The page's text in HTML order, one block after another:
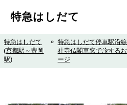
特急はしだて
特急はしだて
(京都駅～豊岡
駅)
» 特急はしだて停車駅沿
社寺仏閣車窓で旅する
ージ